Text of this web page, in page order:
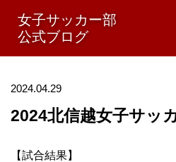
女子サッカー部
公式ブログ
2024.04.29
2024北信越女子サッ
【試合結果】